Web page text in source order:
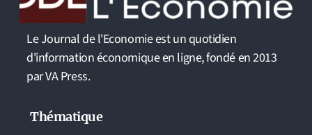
Le Journal de l'Economie est un quotidien
d'information économique en ligne, fondé en 2013
par VA Press.
Thématique